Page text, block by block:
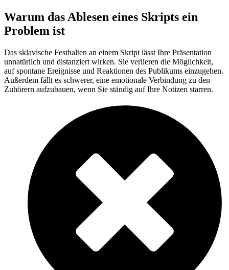
Warum das Ablesen eines Skripts ein
Problem ist
Das sklavische Festhalten an einem Skript lässt Ihre Präsentation
unnatürlich und distanziert wirken. Sie verlieren die Möglichkeit,
auf spontane Ereignisse und Reaktionen des Publikums einzugehen.
Außerdem fällt es schwerer, eine emotionale Verbindung zu den
Zuhörern aufzubauen, wenn Sie ständig auf Ihre Notizen starren.